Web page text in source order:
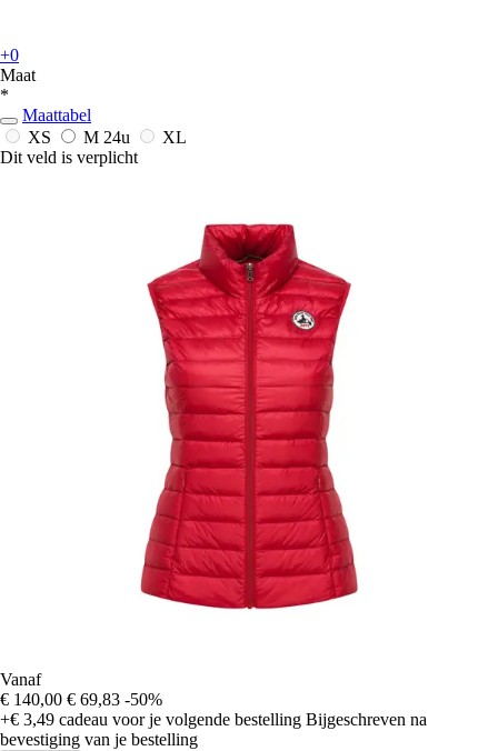
+0
Maat
*
Maattabel
XS
M 24u
XL
Dit veld is verplicht
Vanaf
€ 140,00 € 69,83 -50%
+€ 3,49 cadeau voor je volgende bestelling Bijgeschreven na
bevestiging van je bestelling